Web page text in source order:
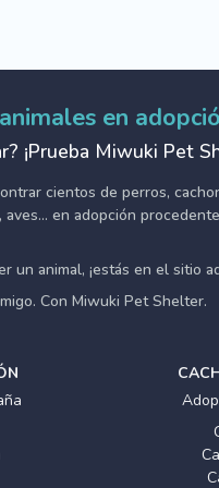
en
¡Prueba Miwuki Pet
cientos de perros,
en adopción
un animal, ¡estás en el sitio
Con Miwuki Pet Shelter.